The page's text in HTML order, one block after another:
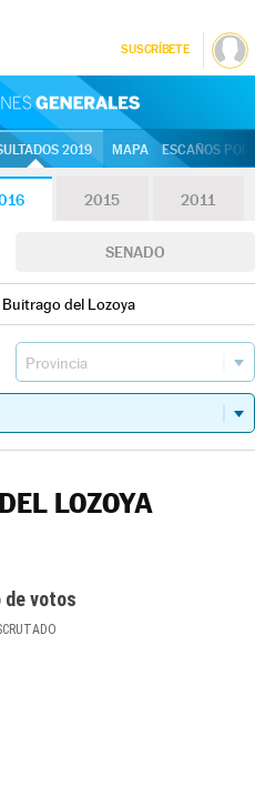
SUSCRÍBETE
2019 MAPA ESCAÑOS
2015 2011
SENADO
Buitrago del Lozoya
LOZOYA
de votos